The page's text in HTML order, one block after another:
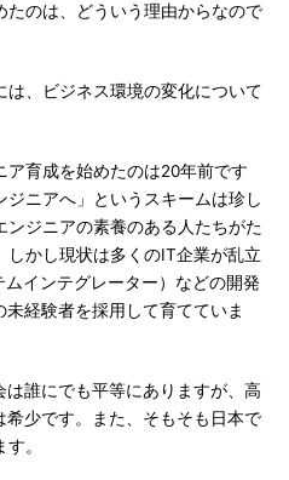
たのは、どういう理由からなので
、ビジネス環境の変化について
育成を始めたのは20年前です
ニアへ」というスキームは珍し
ジニアの素養のある人たちがた
しかし現状は多くのIT企業が乱立
インテグレーター）などの開発
経験者を採用して育てていま
誰にでも平等にありますが、高
少です。また、そもそも日本で
。